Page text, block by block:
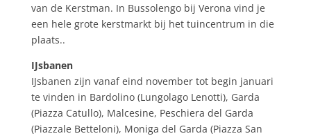
van de Kerstman. In Bussolengo bij Verona vind je
een hele grote kerstmarkt bij het tuincentrum in die
plaats..
IJsbanen
IJsbanen zijn vanaf eind november tot begin januari
te vinden in Bardolino (Lungolago Lenotti), Garda
(Piazza Catullo), Malcesine, Peschiera del Garda
(Piazzale Betteloni), Moniga del Garda (Piazza San